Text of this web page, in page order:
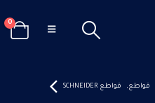
0
قواطع, قواطع SCHNEIDER